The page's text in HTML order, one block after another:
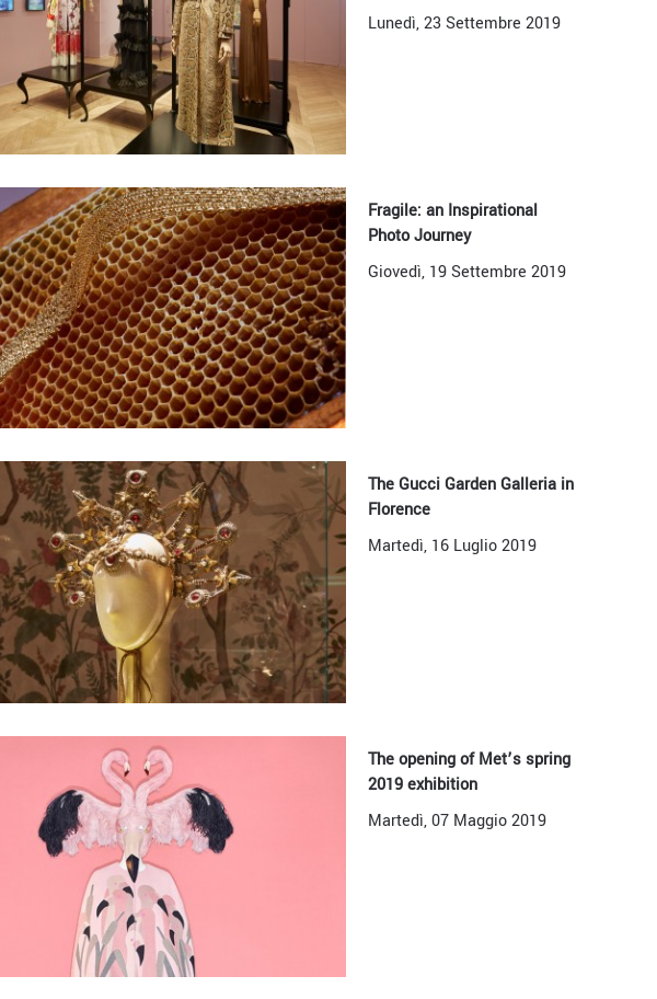
Lunedì, 23 Settembre 2019
Fragile: an Inspirational
Photo Journey
Giovedì, 19 Settembre 2019
The Gucci Garden Galleria in
Florence
Martedì, 16 Luglio 2019
The opening of Met’s spring
2019 exhibition
Martedì, 07 Maggio 2019